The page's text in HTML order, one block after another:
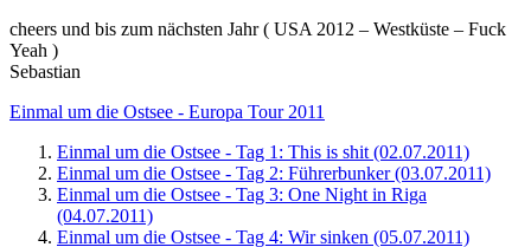
cheers und bis zum nächsten Jahr ( USA 2012 – Westküste – Fuck
Yeah )
Sebastian
Einmal um die Ostsee - Europa Tour 2011
Einmal um die Ostsee - Tag 1: This is shit (02.07.2011)
Einmal um die Ostsee - Tag 2: Führerbunker (03.07.2011)
Einmal um die Ostsee - Tag 3: One Night in Riga
(04.07.2011)
Einmal um die Ostsee - Tag 4: Wir sinken (05.07.2011)